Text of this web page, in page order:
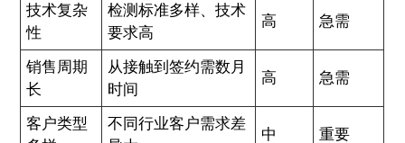
技术复杂
性
检测标准多样、技术
要求高
高 急需
销售周期
长
从接触到签约需数月
时间
高 急需
客户类型
不同行业客户需求差
中 重要